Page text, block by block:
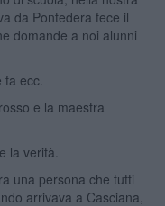
da Pontedera fece il
domande a noi alunni
ecc.
e la maestra
la verità.
una persona che tutti
arrivava a Casciana,